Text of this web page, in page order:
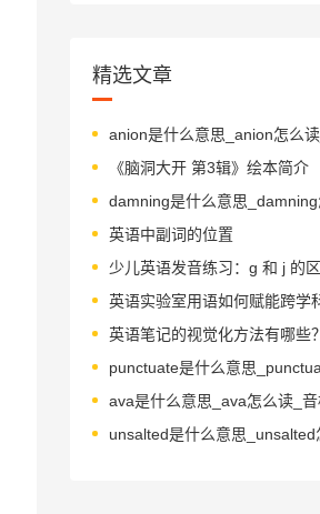
精选文章
《脑洞大开 第3辑》绘本简介
英语中副词的位置
英语笔记的视觉化方法有哪些？